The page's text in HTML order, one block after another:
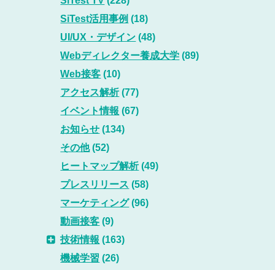
SiTest活用事例 (18)
UI/UX・デザイン (48)
Webディレクター養成大学 (89)
Web接客 (10)
アクセス解析(77)
イベント情報 (67)
お知らせ (134)
その他(52)
ヒートマップ解析(49)
プレスリリース (58)
マーケティング(96)
動画接客 (9)
技術情報 (163)
機械学習 (26)